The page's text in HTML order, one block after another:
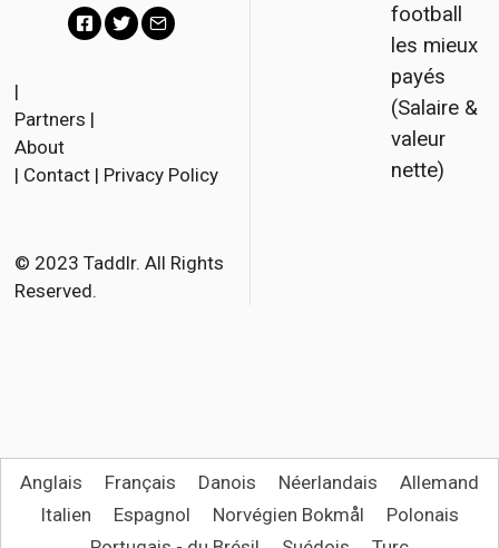
c
o
k
r
l
|
Partners |
About
| Contact | Privacy Policy
© 2023 Taddlr. All Rights
Reserved.
football
les mieux
payés
(Salaire &
valeur
nette)
Anglais Français Danois Néerlandais
Allemand
Italien
Espagnol Norvégien Bokmål
Polonais